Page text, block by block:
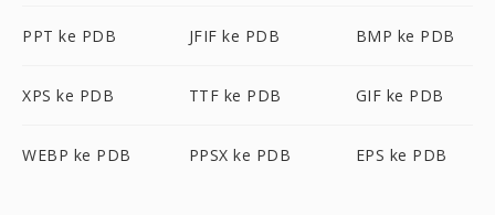
PPT ke PDB JFIF ke PDB BMP ke PDB
XPS ke PDB TTF ke PDB GIF ke PDB
WEBP ke PDB PPSX ke PDB EPS ke PDB